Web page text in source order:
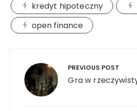
kredyt hipoteczny
open finance
wpisu PREVIOUS POST
Gra w